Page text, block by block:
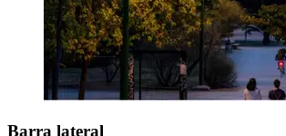
Barra lateral